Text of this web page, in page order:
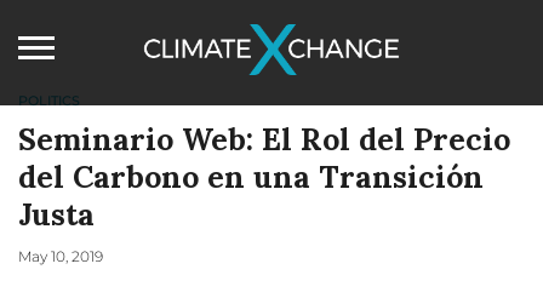
POLITICS
Seminario Web: El Rol del Precio
del Carbono en una Transición
Justa
May 10, 2019